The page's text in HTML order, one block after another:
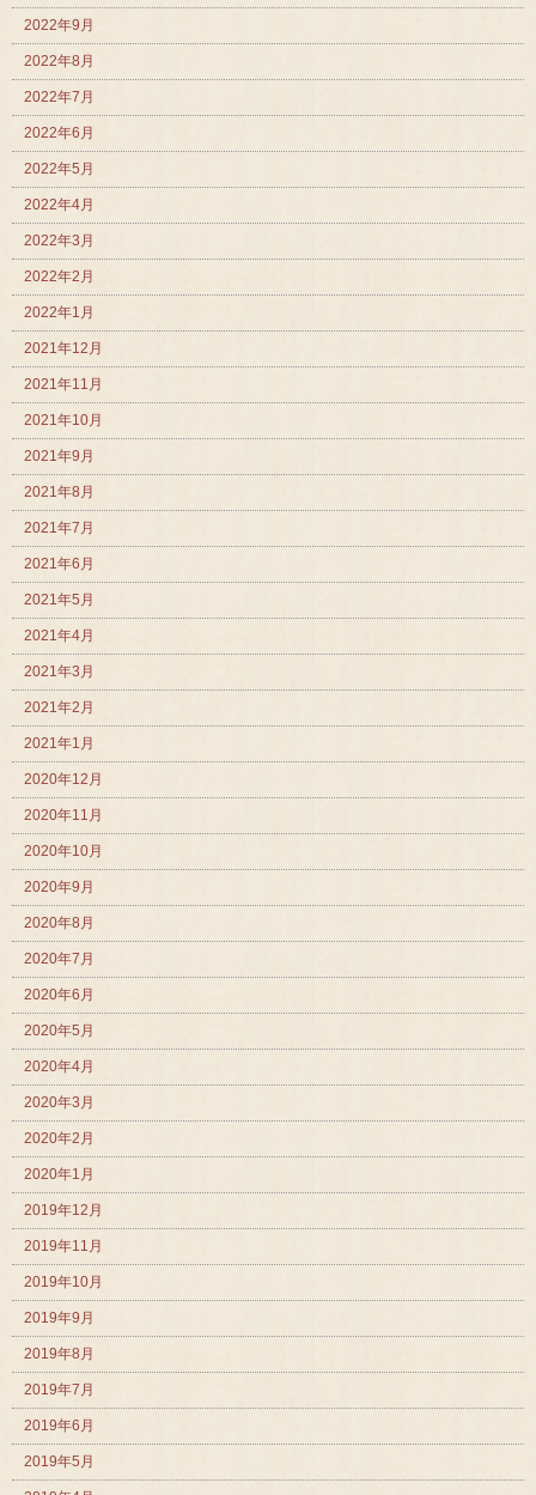
2022年9月
2022年8月
2022年7月
2022年6月
2022年5月
2022年4月
2022年3月
2022年2月
2022年1月
2021年12月
2021年11月
2021年10月
2021年9月
2021年8月
2021年7月
2021年6月
2021年5月
2021年4月
2021年3月
2021年2月
2021年1月
2020年12月
2020年11月
2020年10月
2020年9月
2020年8月
2020年7月
2020年6月
2020年5月
2020年4月
2020年3月
2020年2月
2020年1月
2019年12月
2019年11月
2019年10月
2019年9月
2019年8月
2019年7月
2019年6月
2019年5月